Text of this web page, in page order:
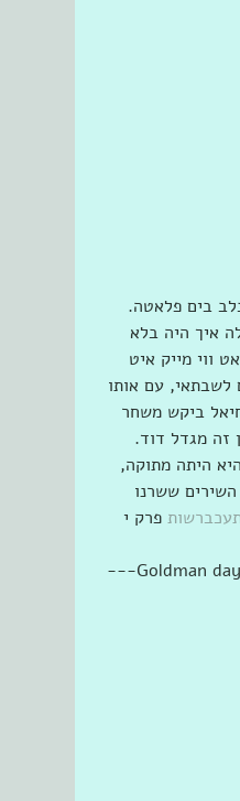
בים פלאטה.
איך היה בלא
ווי מייק איט
לשבתאי, עם אותו
ביקש משחר
זה מגדל דוד.
היתה מתוקה,
ששרנו
פרק י
---Goldman day יום גולדמן‏ ‏‏משתתף/משתתפת ב‏רגע יעקב שבתאי Yaakov Shabtay Any day